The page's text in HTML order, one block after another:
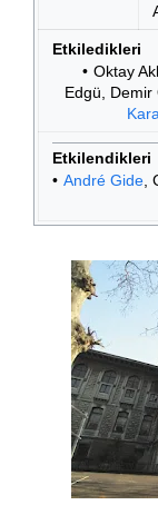
Etkiledikleri
Oktay
Edgü,
Etkilendikleri
André Gide,